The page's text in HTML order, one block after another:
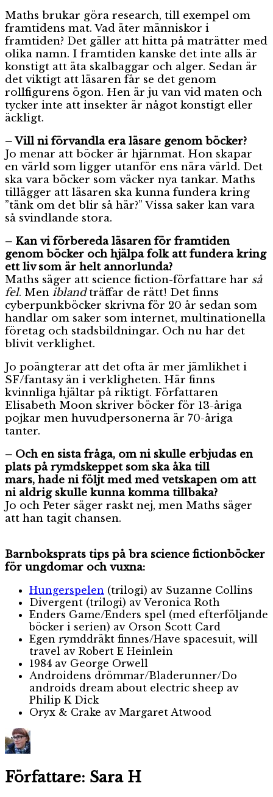
Maths brukar göra research, till exempel om
framtidens mat. Vad äter människor i
framtiden? Det gäller att hitta på maträtter med
olika namn. I framtiden kanske det inte alls är
konstigt att äta skalbaggar och alger. Sedan är
det viktigt att läsaren får se det genom
rollfigurens ögon. Hen är ju van vid maten och
tycker inte att insekter är något konstigt eller
äckligt.
– Vill ni förvandla era läsare genom böcker?
Jo menar att böcker är hjärnmat. Hon skapar
en värld som ligger utanför ens nära värld. Det
ska vara böcker som väcker nya tankar. Maths
tillägger att läsaren ska kunna fundera kring
”tänk om det blir så här?” Vissa saker kan vara
så svindlande stora.
– Kan vi förbereda läsaren för framtiden
genom böcker och hjälpa folk att fundera kring
ett liv som är helt annorlunda?
Maths säger att science fiction-författare har så
fel. Men iblandträffar de rätt! Det finns
cyberpunkböcker skrivna för 20 år sedan som
handlar om saker som internet, multinationella
företag och stadsbildningar. Och nu har det
blivit verklighet.
Jo poängterar att det ofta är mer jämlikhet i
SF/fantasy än i verkligheten. Här finns
kvinnliga hjältar på riktigt. Författaren
Elisabeth Moon skriver böcker för 13-åriga
pojkar men huvudpersonerna är 70-åriga
tanter.
– Och en sista fråga, om ni skulle erbjudas en
plats på rymdskeppet som ska åka till
mars, hade ni följt med med vetskapen om att
ni aldrig skulle kunna komma tillbaka?
Jo och Peter säger raskt nej, men Maths säger
att han tagit chansen.
Barnboksprats tips på bra science fictionböcker
för ungdomar och vuxna:
Hungerspelen (trilogi) av Suzanne Collins
Divergent (trilogi) av Veronica Roth
Enders Game/Enders spel (med efterföljande
böcker i serien) av Orson Scott Card
Egen rymddräkt finnes/Have spacesuit, will
travel av Robert E Heinlein
1984 av George Orwell
Androidens drömmar/Bladerunner/Do
androids dream about electric sheep av
Philip K Dick
Oryx & Crake av Margaret Atwood
Författare: Sara H